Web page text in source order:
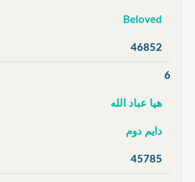
Beloved
46852
6
هيا عباد الله
دايم دوم
45785